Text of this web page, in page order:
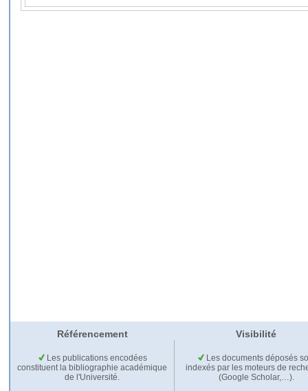
Référencement Visibilité
Les publications encodées
constituent la bibliographie académique
de l'Université.
Les documents déposés
indexés par les moteurs de
(Google Scholar,…).